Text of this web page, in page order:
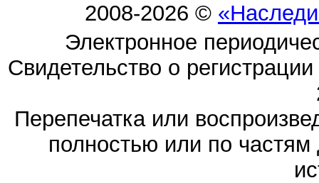
2008-2026 ©
Электронное
Свидетельство о
Перепечатка или
полностью или по частям